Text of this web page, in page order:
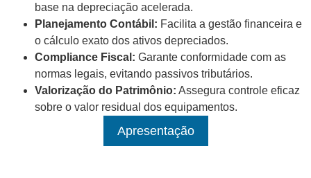
base na depreciação acelerada.
Planejamento Contábil: Facilita a gestão financeira e
o cálculo exato dos ativos depreciados.
Compliance Fiscal: Garante conformidade com as
normas legais, evitando passivos tributários.
Valorização do Patrimônio: Assegura controle eficaz
sobre o valor residual dos equipamentos.
Apresentação